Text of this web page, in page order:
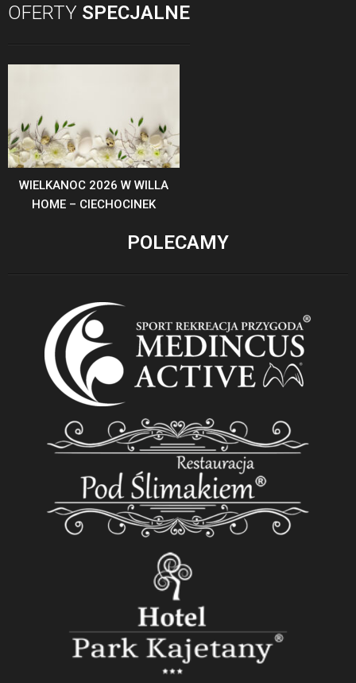
OFERTY SPECJALNE
WIELKANOC 2026 W WILLA
HOME – CIECHOCINEK
POLECAMY